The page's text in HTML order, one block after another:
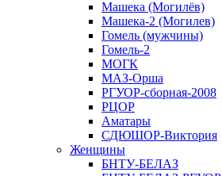
Машека (Могилёв)
Машека-2 (Могилев)
Гомель (мужчины)
Гомель-2
МОГК
МАЗ-Орша
РГУОР-сборная-2008
РЦОР
Аматары
СДЮШОР-Виктория
Женщины
БНТУ-БЕЛАЗ